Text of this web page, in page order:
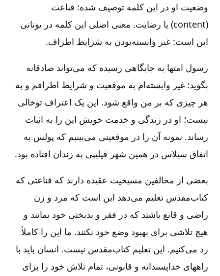
وضعیت او در این کلمه توصیف شده‌:‌ قناعت
(content) یا رضایت. معنی اصلی این کلمه در یونانی
این است‌:‌ غیر وابسته‌بودن به شرایط اطراف‌.
رسول امتها به جایگاهی رسیده که می‌تواند صادقانه
بگوید:‌ غیر وابسته‌ام به موقعیت و شرایط اطرافم و به
هر چیزی که بر من واقع شود. این یک اعتراف توخالی
نیست‌؛ او در زندگی و خدمت خویش این را به اثبات
رساند. نمونه آن را در موقعیتی می‌بینیم که پولس به
اتفاق سیلاس در همین شهر فیلیپی به زندان افتاده بود.
بعضی از مخالفین مسیحیت عقیده دارند که قناعتی که
کتاب‌مقدس تعلیم می‌دهد این است که مرد و زن
راضی و قانع باشند که در فقر و بدبختی خود بمانند و
هیچ تلاشی برای بهبود وضع خود نکنند. ما این را کاملاً
رد می‌کنیم‌. این تعلیم کتاب‌مقدس نیست‌. انسان باید با
راههای خداپسندانه و قانونی‌، تمام تلاش خود را برای